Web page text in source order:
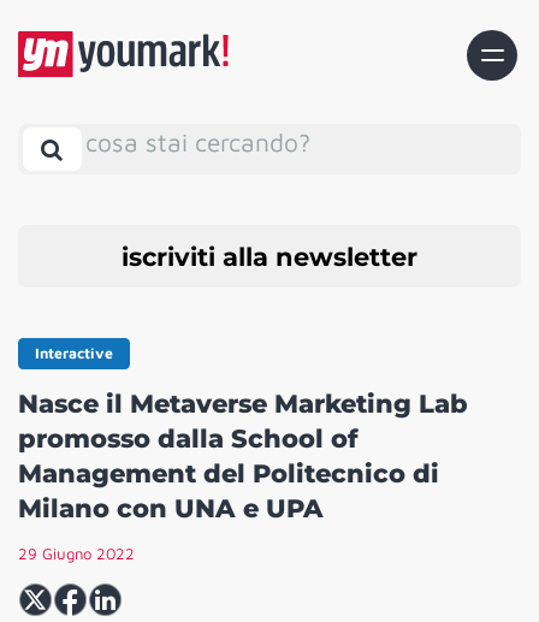
cosa stai cercando?
iscriviti alla newsletter
Interactive
Nasce il Metaverse Marketing Lab
promosso dalla School of
Management del Politecnico di
Milano con UNA e UPA
29 Giugno 2022